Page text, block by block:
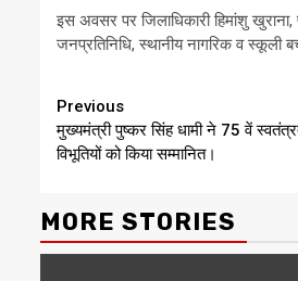
इस अवसर पर जिलाधिकारी हिमांशु
जनप्रतिनिधि, स्थानीय नागरिक व स्कूली
Continue
Reading
Previous
मुख्यमंत्री पुष्कर सिंह धामी ने 75 वें
विभूतियों को किया सम्मानित।
MORE STORIES